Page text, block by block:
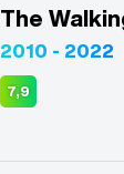
The
2010 - 2022
7,9